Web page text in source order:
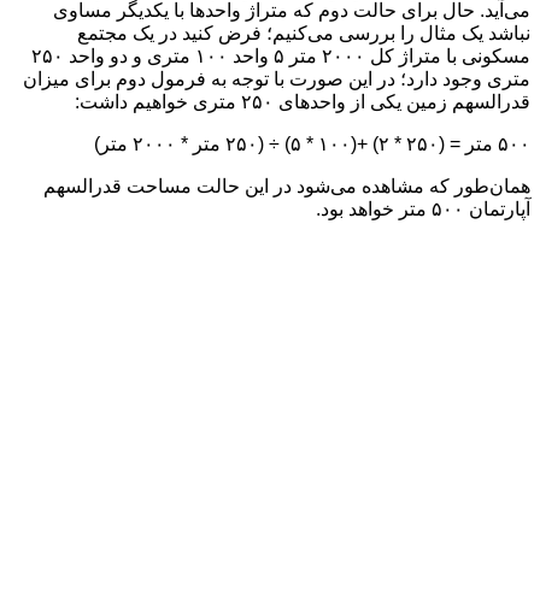
می‌آید. حال برای حالت دوم که متراژ واحدها با یکدیگر مساوی
نباشد یک مثال را بررسی می‌کنیم؛ فرض کنید در یک مجتمع
مسکونی با متراژ کل ۲۰۰۰ متر ۵ واحد ۱۰۰ متری و دو واحد ۲۵۰
متری وجود دارد؛ در این صورت با توجه به فرمول دوم برای میزان
قدرالسهم زمین یکی از واحدهای ۲۵۰ متری خواهیم داشت:
۵۰۰ متر = (۲۵۰ * ۲) +(۱۰۰ * ۵) ÷ (۲۵۰ متر * ۲۰۰۰ متر)
همان‌طور که مشاهده می‌شود در این حالت مساحت قدرالسهم
آپارتمان ۵۰۰ متر خواهد بود.